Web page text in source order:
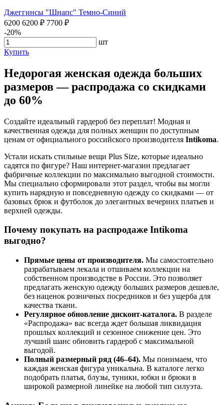
Джеггинсы "Шнапс" Темно-Синий
6200 6200 ₽ 7700 ₽
-20%
шт
Купить
Недорогая женская одежда больших
размеров — распродажа со скидками
до 60%
Создайте идеальный гардероб без переплат! Модная и
качественная одежда для полных женщин по доступным
ценам от официального российского производителя Intikoma.
Устали искать стильные вещи Plus Size, которые идеально
садятся по фигуре? Наш интернет-магазин предлагает
фабричные коллекции по максимально выгодной стоимости.
Мы специально сформировали этот раздел, чтобы вы могли
купить нарядную и повседневную одежду со скидками — от
базовых брюк и футболок до элегантных вечерних платьев и
верхней одежды.
Почему покупать на распродаже Intikoma
выгодно?
Прямые цены от производителя. Мы самостоятельно
разрабатываем лекала и отшиваем коллекции на
собственном производстве в России. Это позволяет
предлагать женскую одежду больших размеров дешевле,
без наценок розничных посредников и без ущерба для
качества ткани.
Регулярное обновление дисконт-каталога. В разделе
«Распродажа» вас всегда ждет большая ликвидация
прошлых коллекций и сезонное снижение цен. Это
лучший шанс обновить гардероб с максимальной
выгодой.
Полный размерный ряд (46–64). Мы понимаем, что
каждая женская фигура уникальна. В каталоге легко
подобрать платья, блузы, туники, юбки и брюки в
широкой размерной линейке на любой тип силуэта.